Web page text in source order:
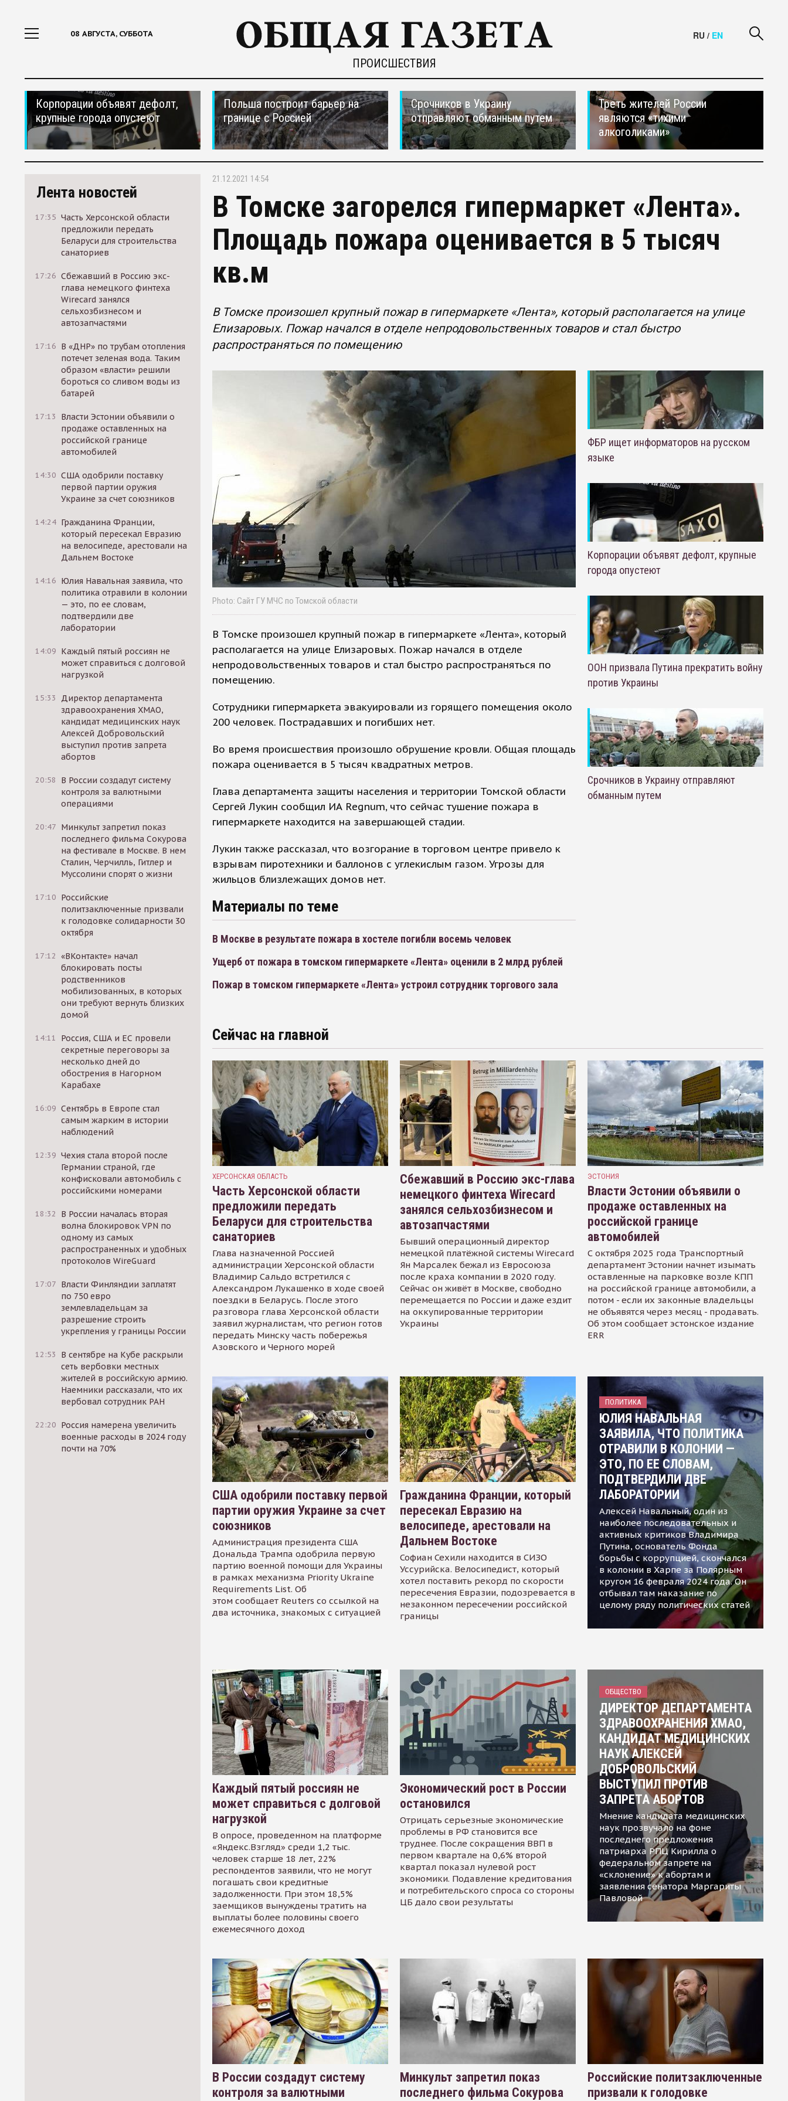
08 АВГУСТА, СУББОТА
ПРОИСШЕСТВИЯ
RU / EN
Корпорации объявят дефолт,
крупные города опустеют
Польша построит барьер на
границе с Россией
Срочников в Украину
отправляют обманным путем
Треть жителей России
являются «тихими
алкоголиками»
Лента новостей
17:35 Часть Херсонской области
предложили передать
Беларуси для строительства
санаториев
17:26 Сбежавший в Россию экс-
глава немецкого финтеха
Wirecard занялся
сельхозбизнесом и
автозапчастями
17:16 В «ДНР» по трубам отопления
потечет зеленая вода. Таким
образом «власти» решили
бороться со сливом воды из
батарей
17:13
Власти Эстонии объявили о
продаже оставленных на
российской границе
автомобилей
14:30 США одобрили поставку
первой партии оружия
Украине за счет союзников
14:24 Гражданина Франции,
который пересекал Евразию
на велосипеде, арестовали на
Дальнем Востоке
14:16 Юлия Навальная заявила, что
политика отравили в колонии
— это, по ее словам,
подтвердили две
лаборатории
14:09 Каждый пятый россиян не
может справиться с долговой
нагрузкой
15:33
Директор департамента
здравоохранения ХМАО,
кандидат медицинских наук
Алексей Добровольский
выступил против запрета
абортов
20:58
В России создадут систему
контроля за валютными
операциями
20:47 Минкульт запретил показ
последнего фильма Сокурова
на фестивале в Москве. В нем
Сталин, Черчилль, Гитлер и
Муссолини спорят о жизни
17:10 Российские
политзаключенные призвали
к голодовке солидарности 30
октября
17:12 «ВКонтакте» начал
блокировать посты
родственников
мобилизованных, в которых
они требуют вернуть близких
домой
14:11
Россия, США и ЕС провели
секретные переговоры за
несколько дней до
обострения в Нагорном
Карабахе
16:09 Сентябрь в Европе стал
самым жарким в истории
наблюдений
12:39 Чехия стала второй после
Германии страной, где
конфисковали автомобиль с
российскими номерами
18:32
В России началась вторая
волна блокировок VPN по
одному из самых
распространенных и удобных
протоколов WireGuard
17:07 Власти Финляндии заплатят
по 750 евро
землевладельцам за
разрешение строить
укрепления у границы России
12:53
В сентябре на Кубе раскрыли
сеть вербовки местных
жителей в российскую армию.
Наемники рассказали, что их
вербовал сотрудник РАН
22:20 Россия намерена увеличить
военные расходы в 2024 году
почти на 70%
21.12.2021 14:54
В Томске загорелся гипермаркет «Лента».
Площадь пожара оценивается в 5 тысяч
кв.м
В Томске произошел крупный пожар в гипермаркете «Лента», который располагается на улице
Елизаровых. Пожар начался в отделе непродовольственных товаров и стал быстро
распространяться по помещению
Photo: Сайт ГУ МЧС по Томской области
В Томске произошел крупный пожар в гипермаркете «Лента», который
располагается на улице Елизаровых. Пожар начался в отделе
непродовольственных товаров и стал быстро распространяться по
помещению.
Сотрудники гипермаркета эвакуировали из горящего помещения около
200 человек. Пострадавших и погибших нет.
Во время происшествия произошло обрушение кровли. Общая площадь
пожара оценивается в 5 тысяч квадратных метров.
Глава департамента защиты населения и территории Томской области
Сергей Лукин сообщил ИА Regnum, что сейчас тушение пожара в
гипермаркете находится на завершающей стадии.
Лукин также рассказал, что возгорание в торговом центре привело к
взрывам пиротехники и баллонов с углекислым газом. Угрозы для
жильцов близлежащих домов нет.
Материалы по теме
В Москве в результате пожара в хостеле погибли восемь человек
Ущерб от пожара в томском гипермаркете «Лента» оценили в 2 млрд рублей
Пожар в томском гипермаркете «Лента» устроил сотрудник торгового зала
ФБР ищет информаторов на русском
языке
Корпорации объявят дефолт, крупные
города опустеют
ООН призвала Путина прекратить войну
против Украины
Срочников в Украину отправляют
обманным путем
Сейчас на главной
ХЕРСОНСКАЯ ОБЛАСТЬ
Часть Херсонской области
предложили передать
Беларуси для строительства
санаториев
Глава назначенной Россией
администрации Херсонской области
Владимир Сальдо встретился с
Александром Лукашенко в ходе своей
поездки в Беларусь. После этого
разговора глава Херсонской области
заявил журналистам, что регион готов
передать Минску часть побережья
Азовского и Черного морей
Сбежавший в Россию экс-глава
немецкого финтеха Wirecard
занялся сельхозбизнесом и
автозапчастями
Бывший операционный директор
немецкой платёжной системы Wirecard
Ян Марсалек бежал из Евросоюза
после краха компании в 2020 году.
Сейчас он живёт в Москве, свободно
перемещается по России и даже ездит
на оккупированные территории
Украины
ЭСТОНИЯ
Власти Эстонии объявили о
продаже оставленных на
российской границе
автомобилей
С октября 2025 года Транспортный
департамент Эстонии начнет изымать
оставленные на парковке возле КПП
на российской границе автомобили, а
потом - если их законные владельцы
не объявятся через месяц - продавать.
Об этом сообщает эстонское издание
ERR
США одобрили поставку первой
партии оружия Украине за счет
союзников
Администрация президента США
Дональда Трампа одобрила первую
партию военной помощи для Украины
в рамках механизма Priority Ukraine
Requirements List. Об
этом сообщает Reuters со ссылкой на
два источника, знакомых с ситуацией
Гражданина Франции, который
пересекал Евразию на
велосипеде, арестовали на
Дальнем Востоке
Софиан Сехили находится в СИЗО
Уссурийска. Велосипедист, который
хотел поставить рекорд по скорости
пересечения Евразии, подозревается в
незаконном пересечении российской
границы
ПОЛИТИКА
ЮЛИЯ НАВАЛЬНАЯ
ЗАЯВИЛА, ЧТО ПОЛИТИКА
ОТРАВИЛИ В КОЛОНИИ —
ЭТО, ПО ЕЕ СЛОВАМ,
ПОДТВЕРДИЛИ ДВЕ
ЛАБОРАТОРИИ
Алексей Навальный, один из
наиболее последовательных и
активных критиков Владимира
Путина, основатель Фонда
борьбы с коррупцией, скончался
в колонии в Харпе за Полярным
кругом 16 февраля 2024 года. Он
отбывал там наказание по
целому ряду политических статей
Каждый пятый россиян не
может справиться с долговой
нагрузкой
В опросе, проведенном на платформе
«Яндекс.Взгляд» среди 1,2 тыс.
человек старше 18 лет, 22%
респондентов заявили, что не могут
погашать свои кредитные
задолженности. При этом 18,5%
заемщиков вынуждены тратить на
выплаты более половины своего
ежемесячного доход
Экономический рост в России
остановился
Отрицать серьезные экономические
проблемы в РФ становится все
труднее. После сокращения ВВП в
первом квартале на 0,6% второй
квартал показал нулевой рост
экономики. Подавление кредитования
и потребительского спроса со стороны
ЦБ дало свои результаты
ОБЩЕСТВО
ДИРЕКТОР ДЕПАРТАМЕНТА
ЗДРАВООХРАНЕНИЯ ХМАО,
КАНДИДАТ МЕДИЦИНСКИХ
НАУК АЛЕКСЕЙ
ДОБРОВОЛЬСКИЙ
ВЫСТУПИЛ ПРОТИВ
ЗАПРЕТА АБОРТОВ
Мнение кандидата медицинских
наук прозвучало на фоне
последнего предложения
патриарха РПЦ Кирилла о
федеральном запрете на
«склонение» к абортам и
заявления сенатора Маргариты
Павловой
В России создадут систему
контроля за валютными
Минкульт запретил показ
последнего фильма Сокурова
Российские политзаключенные
призвали к голодовке